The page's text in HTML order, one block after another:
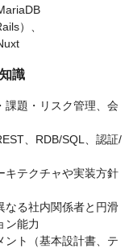
）、
識
課題・リスク管理、会
、RDB/SQL、認証/
キテクチャや実装方針
なる社内関係者と円滑
ン能力
ント（基本設計書、テ